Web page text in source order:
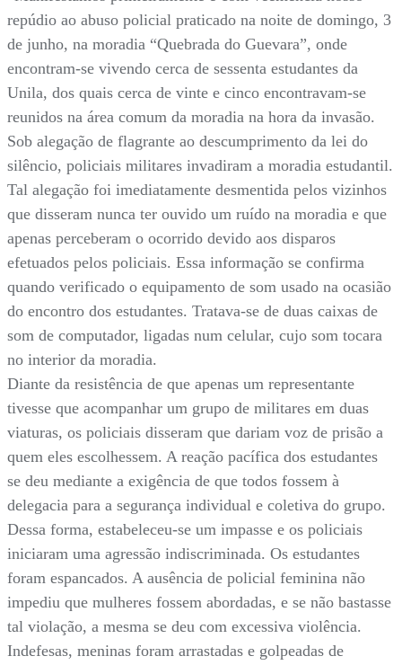
repúdio ao abuso policial praticado na noite de domingo, 3
de junho, na moradia “Quebrada do Guevara”, onde
encontram-se vivendo cerca de sessenta estudantes da
Unila, dos quais cerca de vinte e cinco encontravam-se
reunidos na área comum da moradia na hora da invasão.
Sob alegação de flagrante ao descumprimento da lei do
silêncio, policiais militares invadiram a moradia estudantil.
Tal alegação foi imediatamente desmentida pelos vizinhos
que disseram nunca ter ouvido um ruído na moradia e que
apenas perceberam o ocorrido devido aos disparos
efetuados pelos policiais. Essa informação se confirma
quando verificado o equipamento de som usado na ocasião
do encontro dos estudantes. Tratava-se de duas caixas de
som de computador, ligadas num celular, cujo som tocara
no interior da moradia.
Diante da resistência de que apenas um representante
tivesse que acompanhar um grupo de militares em duas
viaturas, os policiais disseram que dariam voz de prisão a
quem eles escolhessem. A reação pacífica dos estudantes
se deu mediante a exigência de que todos fossem à
delegacia para a segurança individual e coletiva do grupo.
Dessa forma, estabeleceu-se um impasse e os policiais
iniciaram uma agressão indiscriminada. Os estudantes
foram espancados. A ausência de policial feminina não
impediu que mulheres fossem abordadas, e se não bastasse
tal violação, a mesma se deu com excessiva violência.
Indefesas, meninas foram arrastadas e golpeadas de